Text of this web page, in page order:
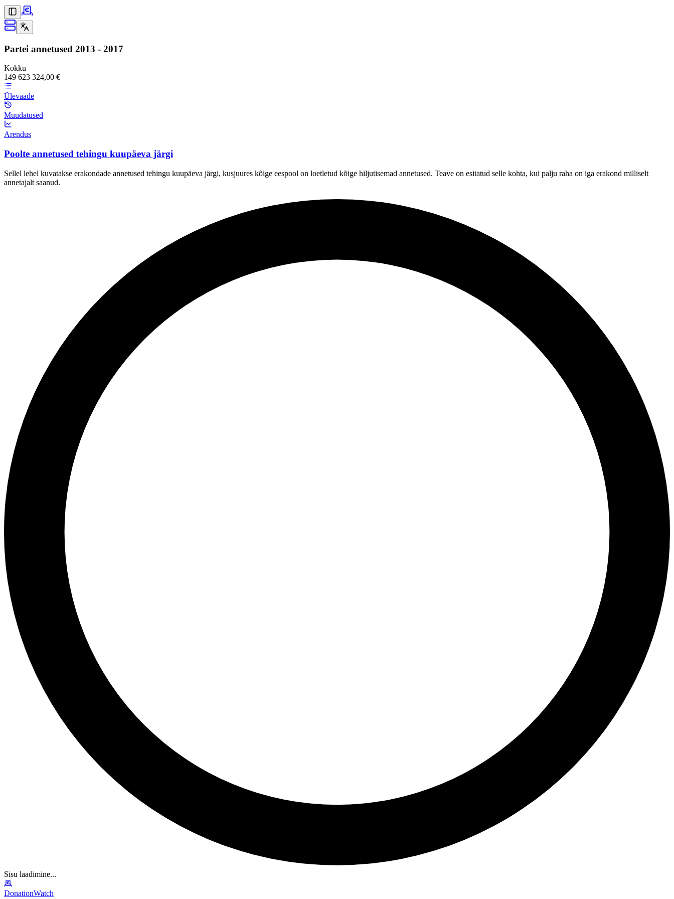
Partei annetused 2013 - 2017
Kokku
149 623 324,00 €
Ülevaade
Muudatused
Arendus
Poolte annetused tehingu kuupäeva järgi
Sellel lehel kuvatakse erakondade annetused tehingu kuupäeva järgi, kusjuures kõige eespool on loetletud kõige hiljutisemad annetused. Teave on esitatud selle kohta, kui palju raha on iga erakond milliselt
annetajalt saanud.
Sisu laadimine...
DonationWatch